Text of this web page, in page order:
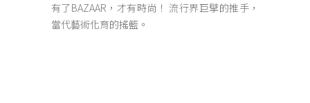
有了BAZAAR，才有時尚！ 流行界巨擘的推手，
當代藝術化育的搖籃。